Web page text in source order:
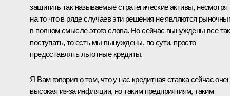
защитить так называемые стратегические активы, несмотря
на то что в ряде случаев эти решения не являются
в полном смысле этого слова. Но сейчас вынуждены все так
поступать, то есть мы вынуждены, по сути, просто
предоставлять льготные кредиты.
Я Вам говорил о том, что у нас кредитная ставка сейчас
высокая из‑за инфляции, но таким предприятиям, таким